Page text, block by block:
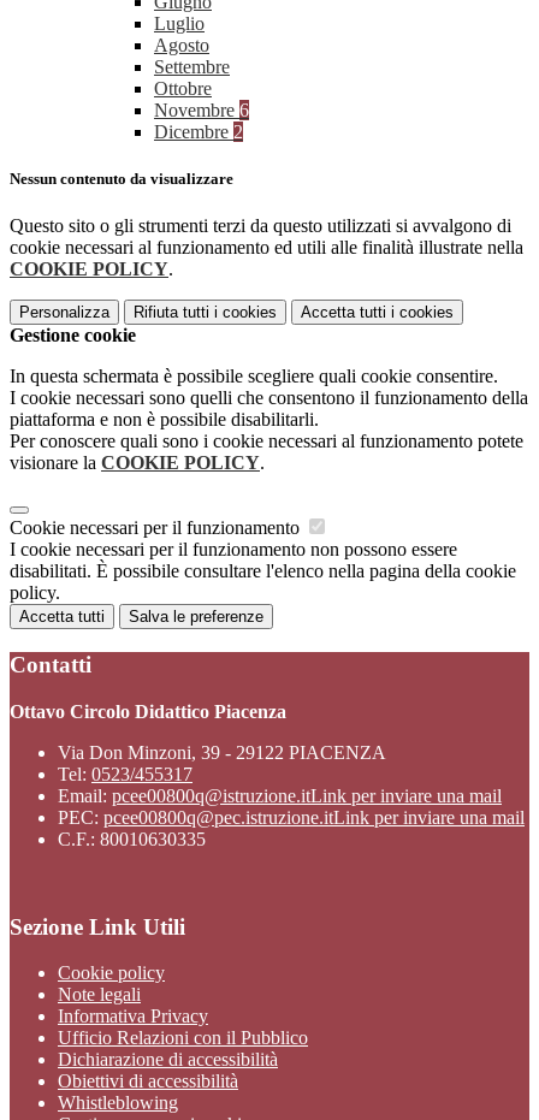
Luglio
Agosto
Settembre
Ottobre
Novembre 6
Dicembre 2
Nessun contenuto da visualizzare
Questo sito o gli strumenti terzi da questo utilizzati si avvalgono di
cookie necessari al funzionamento ed utili alle finalità illustrate nella
COOKIE POLICY.
Personalizza Rifiuta tutti i cookies Accetta tutti i cookies
Gestione cookie
In questa schermata è possibile scegliere quali cookie consentire.
I cookie necessari sono quelli che consentono il funzionamento della
piattaforma e non è possibile disabilitarli.
Per conoscere quali sono i cookie necessari al funzionamento potete
visionare la COOKIE POLICY.
Cookie necessari per il funzionamento
I cookie necessari per il funzionamento non possono essere
disabilitati. È possibile consultare l'elenco nella pagina della cookie
policy.
Accetta tutti Salva le preferenze
Contatti
Ottavo Circolo Didattico Piacenza
Via Don Minzoni, 39 - 29122 PIACENZA
Tel: 0523/455317
Email: pcee00800q@istruzione.itLink per inviare una mail
PEC: pcee00800q@pec.istruzione.itLink per inviare una mail
C.F.: 80010630335
Sezione Link Utili
Cookie policy
Note legali
Informativa Privacy
Ufficio Relazioni con il Pubblico
Dichiarazione di accessibilità
Obiettivi di accessibilità
Whistleblowing